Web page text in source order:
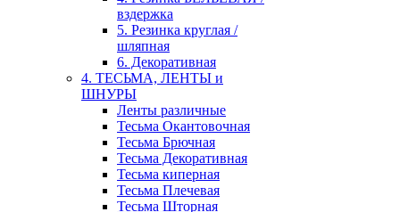
вздержка
5. Резинка круглая /
шляпная
6. Декоративная
4. ТЕСЬМА, ЛЕНТЫ и
ШНУРЫ
Ленты различные
Тесьма Окантовочная
Тесьма Брючная
Тесьма Декоративная
Тесьма киперная
Тесьма Плечевая
Тесьма Шторная